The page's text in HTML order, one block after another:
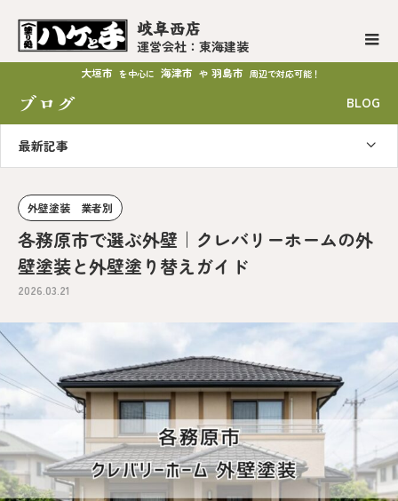
岐阜西店
運営会社：東海建装
大垣市 を中心に 海津市 や 羽島市 周辺で対応可能！
ブログ BLOG
最新記事
外壁塗装 業者別
各務原市で選ぶ外壁｜クレバリーホームの外
壁塗装と外壁塗り替えガイド
2026.03.21